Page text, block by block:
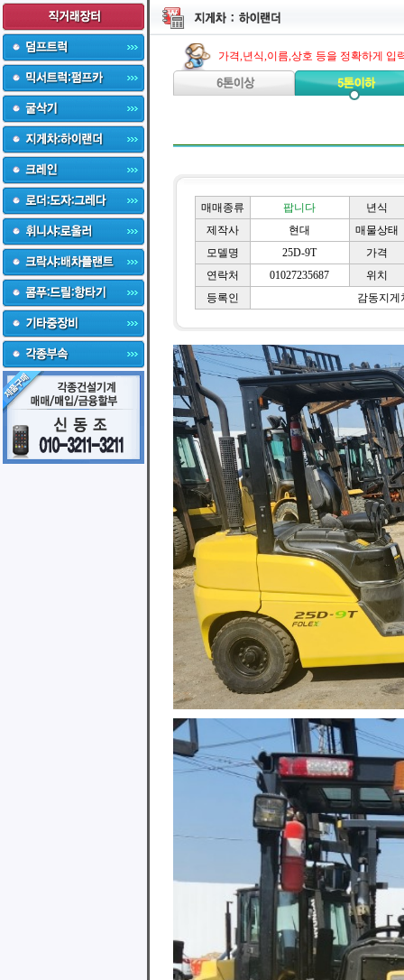
가격,년식,이름,상호 등을 정확하게 입
매매종류 팝니다
년식
제작사
현대
매물상태
모델명
25D-9T
가격
연락처
01027235687
위치
등록인
감동지게